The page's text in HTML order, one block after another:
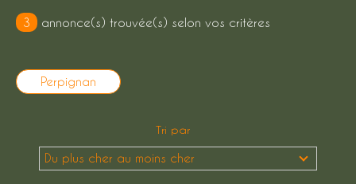
3 annonce(s) trouvée(s) selon vos critères
Perpignan
Tri par
Du plus cher au moins cher
Type
Ville
Budget